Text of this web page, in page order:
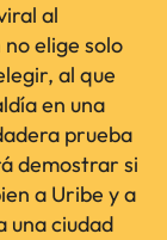
al
elige solo
al que
en una
prueba
demostrar si
a Uribe y a
una ciudad